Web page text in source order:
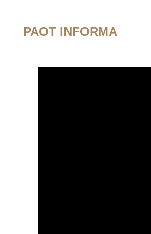
PAOT INFORMA